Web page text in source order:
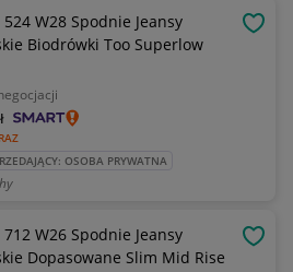
524 W28 Spodnie Jeansy
Biodrówki Too Superlow
OSOBA PRYWATNA
712 W26 Spodnie Jeansy
Dopasowane Slim Mid Rise